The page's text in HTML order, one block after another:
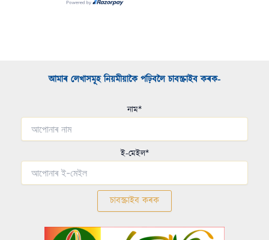
আমাৰ লেখাসমূহ নিয়মীয়াকৈ পঢ়িবলৈ চাবস্ক্ৰাইব কৰক-​
নাম*
ই-মেইল*